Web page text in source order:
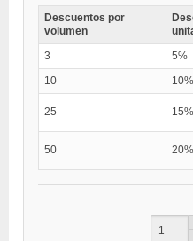
Descuentos por
volumen
3 5%
10
10%
25 15%
50 20%